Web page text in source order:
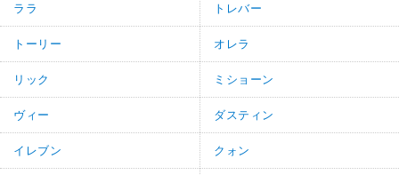
ララ トレバー
トーリー オレラ
リック ミショーン
ヴィー ダスティン
イレブン クォン